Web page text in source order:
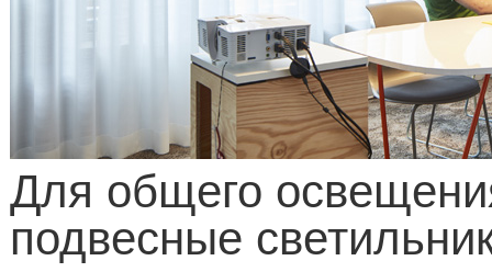
Для общего
подвесные